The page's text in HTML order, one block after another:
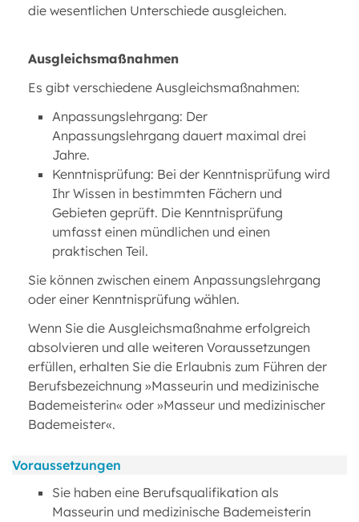
die wesentlichen Unterschiede ausgleichen.
Ausgleichsmaßnahmen
Es gibt verschiedene Ausgleichsmaßnahmen:
Anpassungslehrgang: Der
Anpassungslehrgang dauert maximal drei
Jahre.
Kenntnisprüfung: Bei der Kenntnisprüfung wird
Ihr Wissen in bestimmten Fächern und
Gebieten geprüft. Die Kenntnisprüfung
umfasst einen mündlichen und einen
praktischen Teil.
Sie können zwischen einem Anpassungslehrgang
oder einer Kenntnisprüfung wählen.
Wenn Sie die Ausgleichsmaßnahme erfolgreich
absolvieren und alle weiteren Voraussetzungen
erfüllen, erhalten Sie die Erlaubnis zum Führen der
Berufsbezeichnung »Masseurin und medizinische
Bademeisterin« oder »Masseur und medizinischer
Bademeister«.
Voraussetzungen
Sie haben eine Berufsqualifikation als
Masseurin und medizinische Bademeisterin